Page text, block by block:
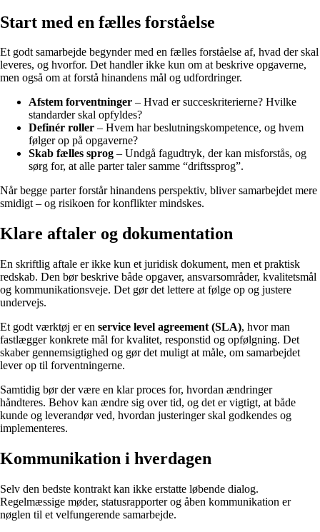
Start med en fælles forståelse
Et godt samarbejde begynder med en fælles forståelse af, hvad der skal
leveres, og hvorfor. Det handler ikke kun om at beskrive opgaverne,
men også om at forstå hinandens mål og udfordringer.
Afstem forventninger – Hvad er succeskriterierne? Hvilke
standarder skal opfyldes?
Definér roller – Hvem har beslutningskompetence, og hvem
følger op på opgaverne?
Skab fælles sprog – Undgå fagudtryk, der kan misforstås, og
sørg for, at alle parter taler samme “driftssprog”.
Når begge parter forstår hinandens perspektiv, bliver samarbejdet mere
smidigt – og risikoen for konflikter mindskes.
Klare aftaler og dokumentation
En skriftlig aftale er ikke kun et juridisk dokument, men et praktisk
redskab. Den bør beskrive både opgaver, ansvarsområder, kvalitetsmål
og kommunikationsveje. Det gør det lettere at følge op og justere
undervejs.
Et godt værktøj er en service level agreement (SLA), hvor man
fastlægger konkrete mål for kvalitet, responstid og opfølgning. Det
skaber gennemsigtighed og gør det muligt at måle, om samarbejdet
lever op til forventningerne.
Samtidig bør der være en klar proces for, hvordan ændringer
håndteres. Behov kan ændre sig over tid, og det er vigtigt, at både
kunde og leverandør ved, hvordan justeringer skal godkendes og
implementeres.
Kommunikation i hverdagen
Selv den bedste kontrakt kan ikke erstatte løbende dialog.
Regelmæssige møder, statusrapporter og åben kommunikation er
nøglen til et velfungerende samarbejde.